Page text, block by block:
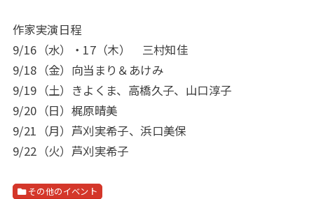
作家実演日程
9/16（水）・17（木） 三村知佳
9/18（金）向当まり＆あけみ
9/19（土）きよくま、高橋久子、山口淳子
9/20（日）梶原晴美
9/21（月）芦刈実希子、浜口美保
9/22（火）芦刈実希子
その他のイベント